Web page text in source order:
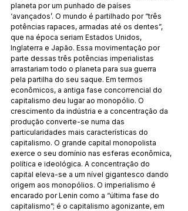
planeta por um punhado de países
‘avançados’. O mundo é partilhado por “três
potências rapaces, armadas até os dentes”,
que na época seriam Estados Unidos,
Inglaterra e Japão. Essa movimentação por
parte dessas três potências imperialistas
arrastariam todo o planeta para sua guerra
pela partilha do seu saque. Em termos
econômicos, a antiga fase concorrencial do
capitalismo deu lugar ao monopólio. O
crescimento da indústria e a concentração da
produção converte-se numa das
particularidades mais características do
capitalismo. O grande capital monopolista
exerce o seu domínio nas esferas econômica,
política e ideológica. A concentração do
capital eleva-se a um nível gigantesco dando
origem aos monopólios. O imperialismo é
encarado por Lenin como a “última fase do
capitalismo”; é o capitalismo agonizante, em